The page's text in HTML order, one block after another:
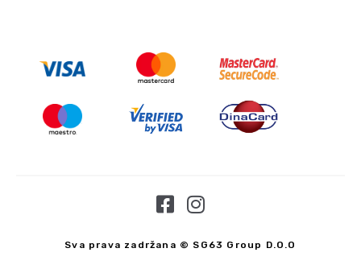
F
c
I
s
Sva prava zadržana © SG63 Group D.O.O